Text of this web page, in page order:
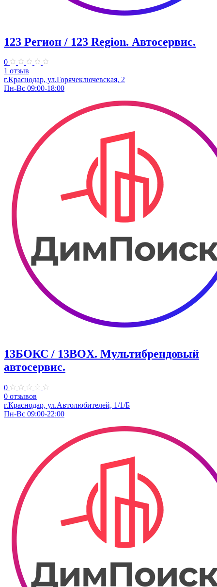
123 Регион / 123 Region. Автосервис.
0
1 отзыв
г.Краснодар, ул.Горячеключевская, 2
Пн-Вс 09:00-18:00
13БОКС / 13BOX. ​Мультибрендовый
автосервис.
0
0 отзывов
г.Краснодар, ул.Автолюбителей, 1/1/Б
Пн-Вс 09:00-22:00